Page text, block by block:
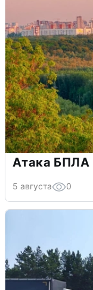
Атака БПЛА
5 августа 0